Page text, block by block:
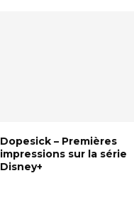
Dopesick – Premières
impressions sur la série
Disney+